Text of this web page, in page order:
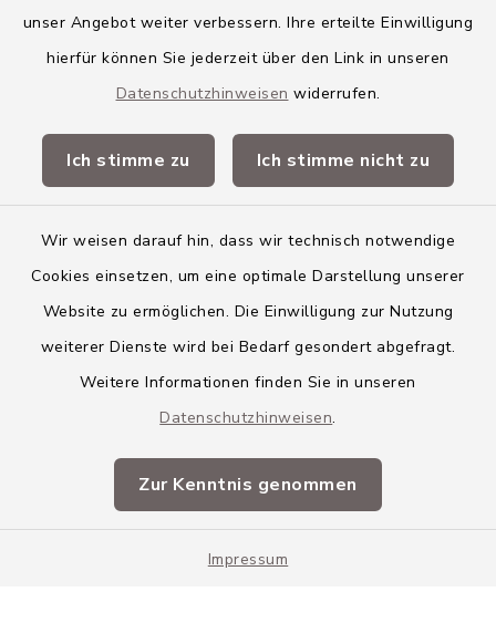
unser Angebot weiter verbessern. Ihre erteilte Einwilligung
hierfür können Sie jederzeit über den Link in unseren
Datenschutzhinweisen widerrufen.
Ich stimme zu Ich stimme nicht zu
Wir weisen darauf hin, dass wir technisch notwendige
Cookies einsetzen, um eine optimale Darstellung unserer
Website zu ermöglichen. Die Einwilligung zur Nutzung
weiterer Dienste wird bei Bedarf gesondert abgefragt.
Weitere Informationen finden Sie in unseren
Datenschutzhinweisen.
Zur Kenntnis genommen
Impressum
VG Altenstadt
Landkreis Neu-Ulm
Barrierefreiheit
Impressum
Sitemap